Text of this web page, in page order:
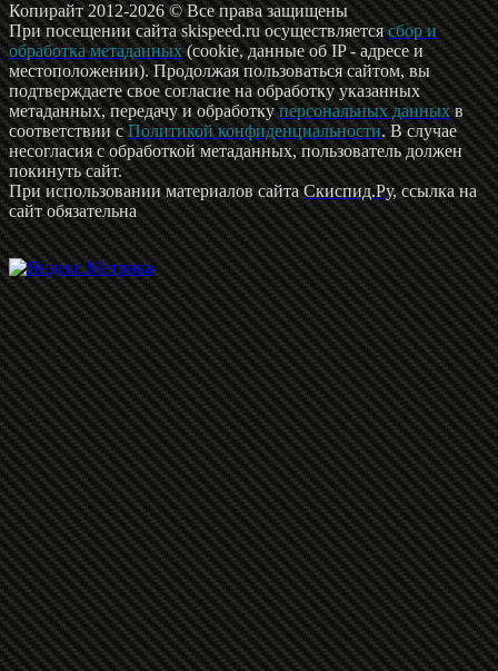
Копирайт 2012-2026 © Все права защищены
При посещении сайта skispeed.ru осуществляетсясбор и
обработка метаданных(cookie, данные об IP - адресе и
местоположении). Продолжая пользоваться сайтом, вы
подтверждаете свое согласие на обработку указанных
метаданных, передачу и обработкуперсональных данныхв
соответствии сПолитикой конфиденциальности. В случае
несогласия с обработкой метаданных, пользователь должен
покинуть сайт.
При использовании материалов сайтаСкиспид.Ру, ссылка на
сайт обязательна